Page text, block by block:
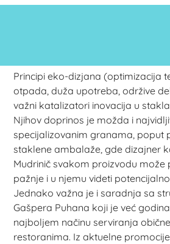
Principi eko-dizjana (optimizacija
otpada, duža upotreba, održive
važni katalizatori inovacija u
Njihov doprinos je možda i
specijalizovanim granama, poput
staklene ambalaže, gde dizajner
Mudrinič svakom proizvodu može
pažnje i u njemu videti
Jednako važna je i saradnja sa
Gašpera Puhana koji je već
najboljem načinu serviranja
restoranima. Iz aktuelne